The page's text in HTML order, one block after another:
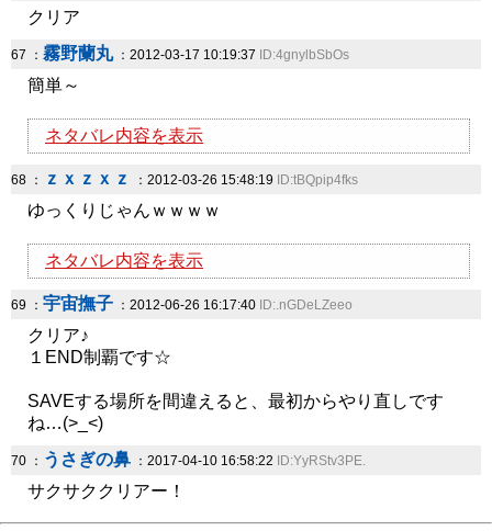
クリア
67 ： 霧野蘭丸：2012-03-17 10:19:37 ID:4gnylbSbOs
簡単～
ネタバレ内容を表示
68 ： ｚｘｚｘｚ ：2012-03-26 15:48:19 ID:tBQpip4fks
ゆっくりじゃんｗｗｗｗ
ネタバレ内容を表示
69 ： 宇宙撫子 ：2012-06-26 16:17:40 ID:.nGDeLZeeo
クリア♪
１END制覇です☆
SAVEする場所を間違えると、最初からやり直しです
ね…(>_<)
70 ： うさぎの鼻 ：2017-04-10 16:58:22 ID:YyRStv3PE.
サクサククリアー！